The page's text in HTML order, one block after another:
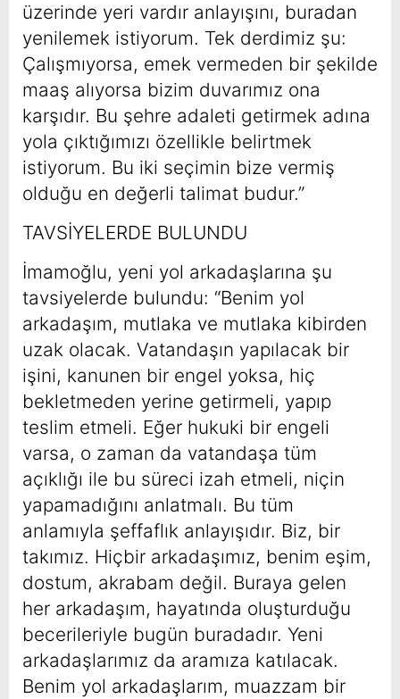
üzerinde yeri vardır anlayışını, buradan
yenilemek istiyorum. Tek derdimiz şu:
Çalışmıyorsa, emek vermeden bir şekilde
maaş alıyorsa bizim duvarımız ona
karşıdır. Bu şehre adaleti getirmek adına
yola çıktığımızı özellikle belirtmek
istiyorum. Bu iki seçimin bize vermiş
olduğu en değerli talimat budur.”
TAVSİYELERDE BULUNDU
İmamoğlu, yeni yol arkadaşlarına şu
tavsiyelerde bulundu: “Benim yol
arkadaşım, mutlaka ve mutlaka kibirden
uzak olacak. Vatandaşın yapılacak bir
işini, kanunen bir engel yoksa, hiç
bekletmeden yerine getirmeli, yapıp
teslim etmeli. Eğer hukuki bir engeli
varsa, o zaman da vatandaşa tüm
açıklığı ile bu süreci izah etmeli, niçin
yapamadığını anlatmalı. Bu tüm
anlamıyla şeffaflık anlayışıdır. Biz, bir
takımız. Hiçbir arkadaşımız, benim eşim,
dostum, akrabam değil. Buraya gelen
her arkadaşım, hayatında oluşturduğu
becerileriyle bugün buradadır. Yeni
arkadaşlarımız da aramıza katılacak.
Benim yol arkadaşlarım, muazzam bir